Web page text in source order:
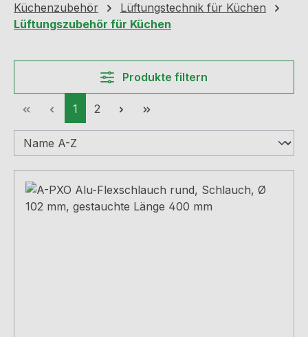
Küchenzubehör
Lüftungstechnik für Küchen
Lüftungszubehör für Küchen
Produkte filtern
Seite
1 Seite
2